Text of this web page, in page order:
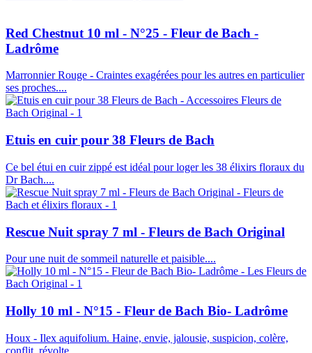
Red Chestnut 10 ml - N°25 - Fleur de Bach -
Ladrôme
Marronnier Rouge - Craintes exagérées pour les autres en particulier
ses proches....
Etuis en cuir pour 38 Fleurs de Bach
Ce bel étui en cuir zippé est idéal pour loger les 38 élixirs floraux du
Dr Bach....
Rescue Nuit spray 7 ml - Fleurs de Bach Original
Pour une nuit de sommeil naturelle et paisible....
Holly 10 ml - N°15 - Fleur de Bach Bio- Ladrôme
Houx - Ilex aquifolium. Haine, envie, jalousie, suspicion, colère,
conflit, révolte....